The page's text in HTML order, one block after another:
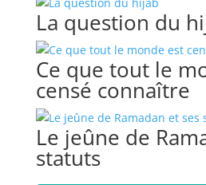
La question du
Ce que tout le
censé connaître
Le jeûne de
statuts